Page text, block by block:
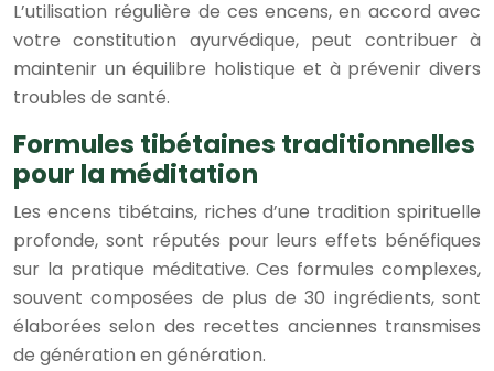
L’utilisation régulière de ces encens, en accord avec
votre constitution ayurvédique, peut contribuer à
maintenir un équilibre holistique et à prévenir divers
troubles de santé.
Formules tibétaines traditionnelles
pour la méditation
Les encens tibétains, riches d’une tradition spirituelle
profonde, sont réputés pour leurs effets bénéfiques
sur la pratique méditative. Ces formules complexes,
souvent composées de plus de 30 ingrédients, sont
élaborées selon des recettes anciennes transmises
de génération en génération.